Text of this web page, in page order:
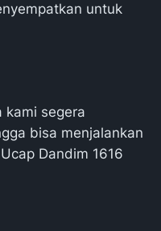
untuk
kami segera
bisa menjalankan
Dandim 1616